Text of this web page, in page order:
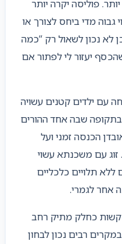
פוליסה יקרה יותר
מדי ביחס לצורך או
לא נכון לשאול רק “כמה
יעזור לי לפתור אם
עם ילדים קטנים עשויה
שבה אחד ההורים
הכנסה זמני ועל
עם משכנתא עשוי
ללא תלויים כלכליים
אחר לגמרי.
קשות כחלק מתיק רחב
רבים נכון לבחון